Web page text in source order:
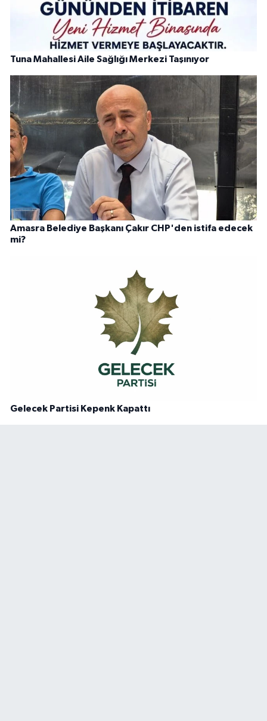
Tuna Mahallesi Aile Sağlığı Merkezi Taşınıyor
Amasra Belediye Başkanı Çakır CHP'den istifa edecek
mi?
Gelecek Partisi Kepenk Kapattı